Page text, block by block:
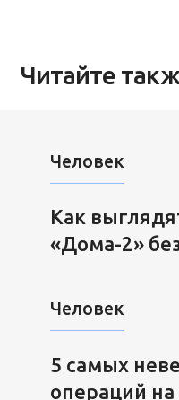
Читайте
Человек
Как
«Дома-2»
Человек
5 самых
операций на